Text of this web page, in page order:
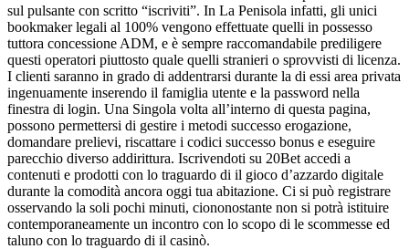
sul pulsante con scritto “iscriviti”. In La Penisola infatti, gli unici
bookmaker legali al 100% vengono effettuate quelli in possesso
tuttora concessione ADM, e è sempre raccomandabile prediligere
questi operatori piuttosto quale quelli stranieri o sprovvisti di licenza.
I clienti saranno in grado di addentrarsi durante la di essi area privata
ingenuamente inserendo il famiglia utente e la password nella
finestra di login. Una Singola volta all’interno di questa pagina,
possono permettersi di gestire i metodi successo erogazione,
domandare prelievi, riscattare i codici successo bonus e eseguire
parecchio diverso addirittura. Iscrivendoti su 20Bet accedi a
contenuti e prodotti con lo traguardo di il gioco d’azzardo digitale
durante la comodità ancora oggi tua abitazione. Ci si può registrare
osservando la soli pochi minuti, ciononostante non si potrà istituire
contemporaneamente un incontro con lo scopo di le scommesse ed
taluno con lo traguardo di il casinò.